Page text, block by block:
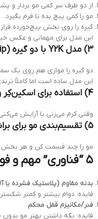
از دو طرف سر کمی مو بردار و
مو را کمی پیچ بده تا فرم بگیرد.
گیره را روی بخش پیچ‌خورده
این مدل برای مهمانی و عکس
3) مدل Y2K با دو گیره (Double Clip)
دو گیره را موازی هم روی یک
این مدل ساده است اما کاملاً
4) استفاده برای اسکین‌کِر و آرایش
وقتی کرم می‌زنی یا آرایش
5) تقسیم‌بندی مو برای براشینگ/فر کردن
مو را چند قسمت کن و هر بخش را
۵ “فناوری” مهم و فوایدشان
بدنه مقاوم (پلاستیک فشرده یا
فایده: دوام بیشتر و کمتر
فنر/مکانیزم قفل محکم
فایده: نگه داشتن بهتر مو